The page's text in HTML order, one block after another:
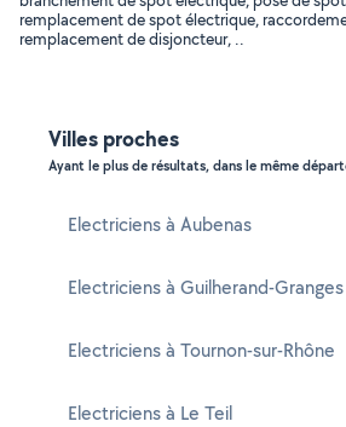
remplacement de spot électrique,
remplacement de disjoncteur, ..
Villes proches
Ayant le plus de résultats, dans le même
Electriciens à Aubenas
Electriciens à Guilherand-Granges
Electriciens à Tournon-sur-Rhône
Electriciens à Le Teil